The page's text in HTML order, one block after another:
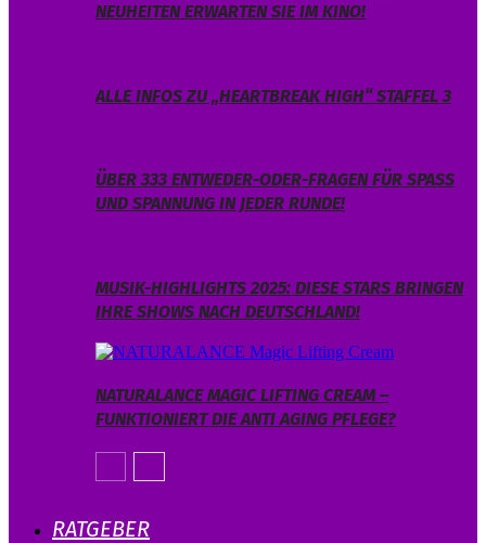
NEUHEITEN ERWARTEN SIE IM KINO!
ALLE INFOS ZU „HEARTBREAK HIGH“ STAFFEL 3
ÜBER 333 ENTWEDER-ODER-FRAGEN FÜR SPASS U
ND SPANNUNG IN JEDER RUNDE!
MUSIK-HIGHLIGHTS 2025: DIESE STARS BRINGEN
IHRE SHOWS NACH DEUTSCHLAND!
NATURALANCE MAGIC LIFTING CREAM –
FUNKTIONIERT DIE ANTI AGING PFLEGE?
RATGEBER